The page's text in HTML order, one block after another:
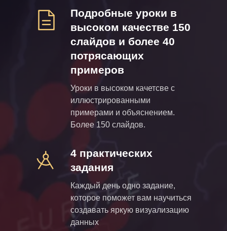
Подробные уроки в
высоком качестве 150
слайдов и более 40
потрясающих
примеров
Уроки в высоком качетсве с
иллюстрированными
примерами и объяснением.
Более 150 слайдов.
4 практических
задания
Каждый день одно задание,
которое поможет вам научиться
создавать яркую визуализацию
данных